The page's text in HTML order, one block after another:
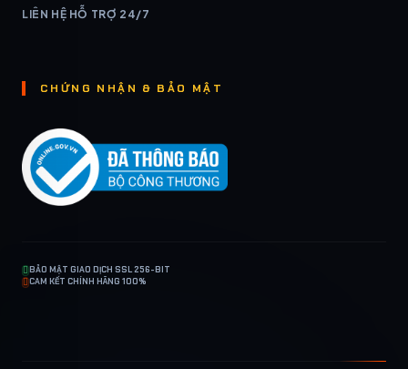
LIÊN HỆ HỖ TRỢ 24/7
CHỨNG NHẬN & BẢO MẬT
BẢO MẬT GIAO DỊCH SSL 256-BIT
CAM KẾT CHÍNH HÃNG 100%